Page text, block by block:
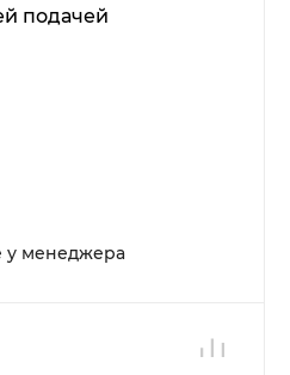
подачей
у менеджера